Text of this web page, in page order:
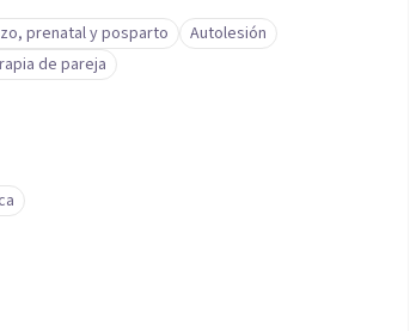
prenatal y posparto
Autolesión
de pareja